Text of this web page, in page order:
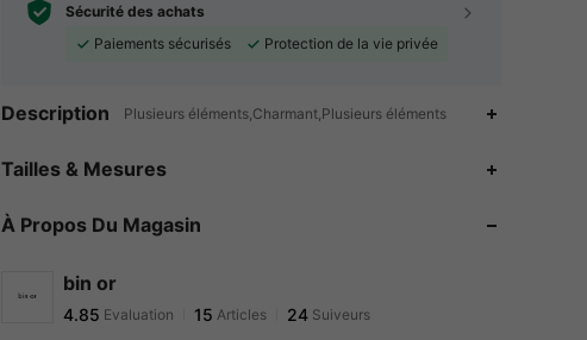
Sécurité des achats
Paiements sécurisés
Protection de la vie privée
Description Plusieurs éléments,Charmant,Plusieurs éléments
Tailles & Mesures
À Propos Du Magasin
bin or
4.85
15
4.85
a***oa suiviIl y a 1 jour